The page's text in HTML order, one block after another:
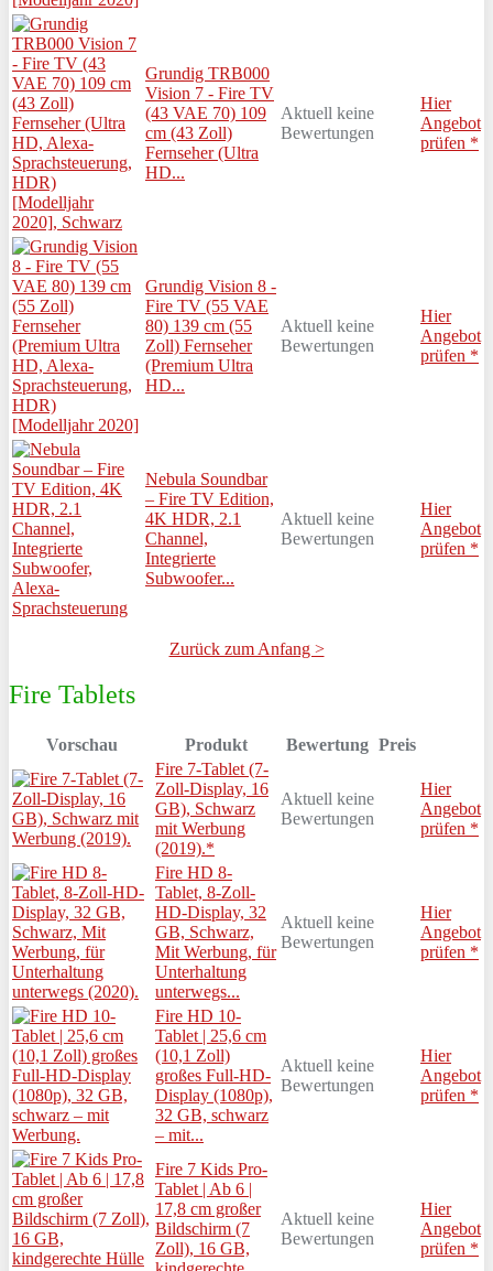
Grundig TRB000
Vision 7 - Fire TV
(43 VAE 70) 109
cm (43 Zoll)
Fernseher (Ultra
HD...
Aktuell keine
Bewertungen
Hier
Angebot
prüfen *
Grundig Vision 8 -
Fire TV (55 VAE
80) 139 cm (55
Zoll) Fernseher
(Premium Ultra
HD...
Aktuell keine
Bewertungen
Hier
Angebot
prüfen *
Nebula Soundbar
– Fire TV Edition,
4K HDR, 2.1
Channel,
Integrierte
Subwoofer...
Aktuell keine
Bewertungen
Hier
Angebot
prüfen *
Zurück zum Anfang >
Fire Tablets
Vorschau Produkt Bewertung Preis
Fire 7-Tablet (7-
Zoll-Display, 16
GB), Schwarz
mit Werbung
(2019).*
Aktuell keine
Bewertungen
Hier
Angebot
prüfen *
Fire HD 8-
Tablet, 8-Zoll-
HD-Display, 32
GB, Schwarz,
Mit Werbung, für
Unterhaltung
unterwegs...
Aktuell keine
Bewertungen
Hier
Angebot
prüfen *
Fire HD 10-
Tablet | 25,6 cm
(10,1 Zoll)
großes Full-HD-
Display (1080p),
32 GB, schwarz
– mit...
Aktuell keine
Bewertungen
Hier
Angebot
prüfen *
Fire 7 Kids Pro-
Tablet | Ab 6 |
17,8 cm großer
Bildschirm (7
Zoll), 16 GB,
Aktuell keine
Bewertungen
Hier
Angebot
prüfen *